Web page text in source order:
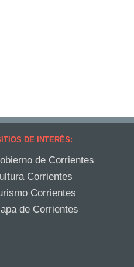
DE INTERÉS:
de Corrientes
Corrientes
Corrientes
de Corrientes